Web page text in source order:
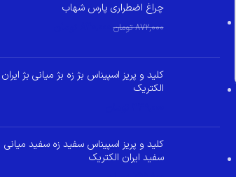
چراغ اضطراری پارس شهاب
872,000 تومان
کلید و پریز اسپیناس بژ زه بژ میانی بژ ایران
الکتریک
کلید و پریز اسپیناس سفید زه سفید میانی
سفید ایران الکتریک